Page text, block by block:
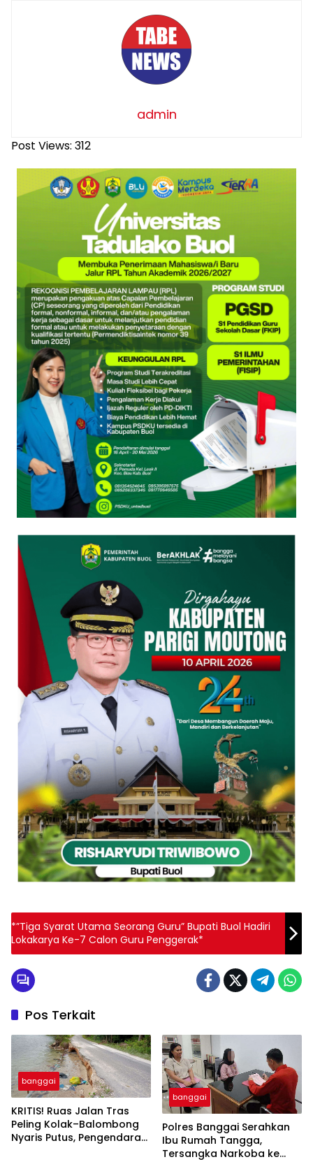
admin
Post Views: 312
*”Tiga Syarat Utama Seorang Guru” Bupati Buol Hadiri
Lokakarya Ke-7 Calon Guru Penggerak*
Pos Terkait
banggai
KRITIS! Ruas Jalan Tras
Peling Kolak–Balombong
Nyaris Putus, Pengendara
banggai
Polres Banggai Serahkan
Ibu Rumah Tangga,
Tersangka Narkoba ke